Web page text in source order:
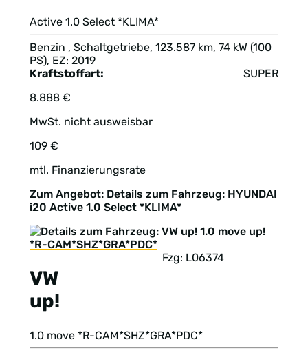
Active 1.0 Select *KLIMA*
Benzin , Schaltgetriebe, 123.587 km, 74 kW (100
PS), EZ: 2019
Kraftstoffart:
SUPER
8.888 €
MwSt. nicht ausweisbar
109 €
mtl. Finanzierungsrate
Zum Angebot: Details zum Fahrzeug: HYUNDAI
i20 Active 1.0 Select *KLIMA*
VW
up!
Fzg: L06374
1.0 move *R-CAM*SHZ*GRA*PDC*